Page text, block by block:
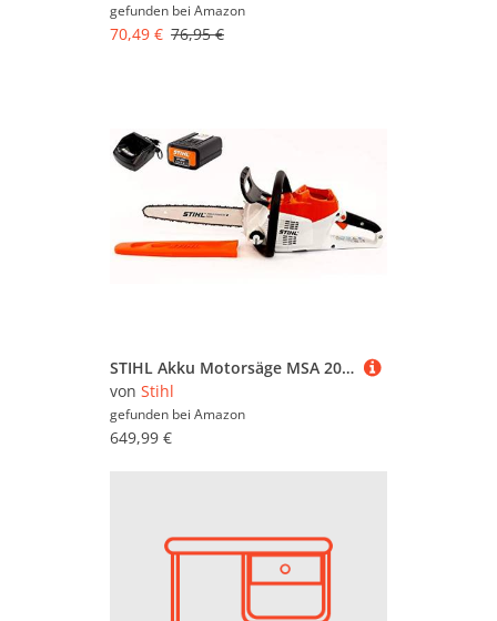
gefunden bei Amazon
70,49 € 76,95 €
STIHL Akku Motorsäge MSA 200 C-B - 35cm (+ 1x Akku AP200 + Ladegerät AL101) (12512000113UA)
von Stihl
gefunden bei Amazon
649,99 €